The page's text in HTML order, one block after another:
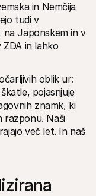
in Nemčija
tudi v
na Japonskem in v
ZDA in lahko
oblik ur:
pojasnjuje
znamk, ki
razponu. Naši
več let. In naš